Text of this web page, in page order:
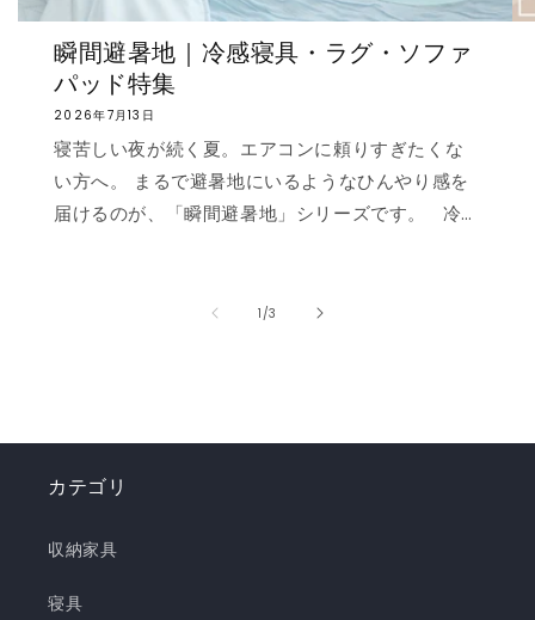
瞬間避暑地｜冷感寝具・ラグ・ソファ
パッド特集
2026年7月13日
寝苦しい夜が続く夏。エアコンに頼りすぎたくな
い方へ。 まるで避暑地にいるようなひんやり感を
届けるのが、「瞬間避暑地」シリーズです。 冷
うな“ずっと触れていたくなる冷たさ”を実現しま
う！✨ ❄️強冷感リバーシブルケット ❄️強冷感リバ
き枕 ❄️強冷感3層ごろ寝マット ❄️強冷感ソファーパ
ッド ❄️強冷感極厚ラグ 🍃【New!!】通年使えるレ
ケット ・選べる4サイズ(ハーフ/シングル/セミダ
1 /の
3
カテゴリ
収納家具
寝具